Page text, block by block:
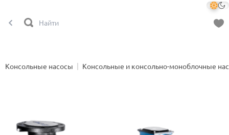
Консольные насосы Консольные и консольно-моноблочные